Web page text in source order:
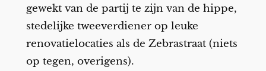
gewekt van de partij te zijn van de hippe,
stedelijke tweeverdiener op leuke
renovatielocaties als de Zebrastraat (niets
op tegen, overigens).